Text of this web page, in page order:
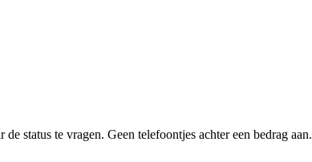
status te vragen. Geen telefoontjes achter een bedrag aan.